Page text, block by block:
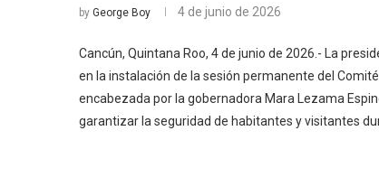
by George Boy 4 de junio de 2026
Cancún, Quintana Roo, 4 de junio de 2026.- La
en la instalación de la sesión permanente del
encabezada por la gobernadora Mara Lezama
garantizar la seguridad de habitantes y visitantes